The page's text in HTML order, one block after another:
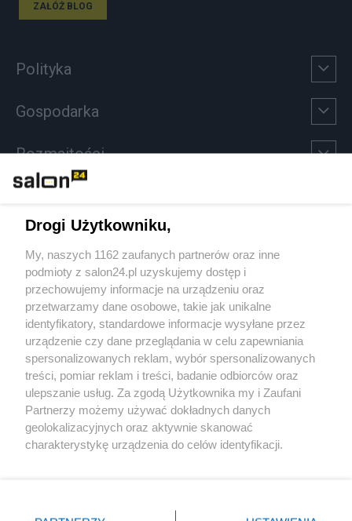
ZAŁÓŻ BLOG
Polityka
Gospodarka
Rozmaitości
Sport
Społeczeństwo
Kultura
X Facebook Instagram Youtube
Drogi Użytkowniku,
My, naszych 1162 zaufanych partnerów oraz inne
podmioty z salon24.pl uzyskujemy dostęp i
przechowujemy informacje na urządzeniu oraz
przetwarzamy dane osobowe, takie jak unikalne
identyfikatory, standardowe informacje wysyłane przez
urządzenie czy dane przeglądania w celu zapewniania
spersonalizowanych reklam, wybór spersonalizowanych
treści, pomiar reklam i treści, badanie odbiorców oraz
ulepszanie usług. Za zgodą Użytkownika my i Zaufani
Partnerzy możemy używać dokładnych danych
geolokalizacyjnych oraz aktywnie skanować
charakterystykę urządzenia do celów identyfikacji.
zmienić/wycofać klikając przycisk ustawień prywatności